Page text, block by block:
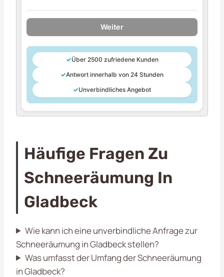
Weiter
✓Über 2500 zufriedene Kunden
✓Antwort innerhalb von 24 Stunden
✓Unverbindliches Angebot
Häufige Fragen Zu
Schneeräumung In
Gladbeck
Wie kann ich eine unverbindliche Anfrage zur
Schneeräumung in Gladbeck stellen?
Was umfasst der Umfang der Schneeräumung
in Gladbeck?